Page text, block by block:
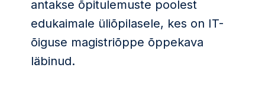
antakse õpitulemuste poolest
edukaimale üliõpilasele, kes on IT-
õiguse magistriõppe õppekava
läbinud.